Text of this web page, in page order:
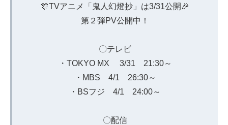
🎊TVアニメ「鬼人幻燈抄」は3/31公開🎉
第２弾PV公開中！
〇テレビ
・TOKYO MX 3/31 21:30～
・MBS 4/1 26:30～
・BSフジ 4/1 24:00～
〇配信